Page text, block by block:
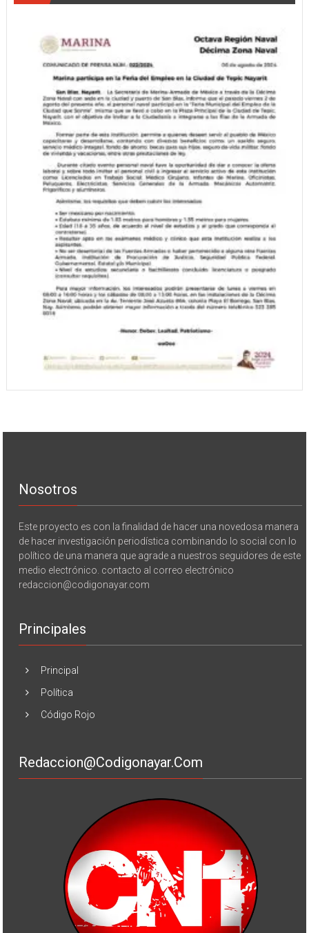
Nosotros
Este proyecto es con la finalidad de hacer una novedosa manera
de hacer investigación periodística combinando lo social con lo
político de una manera que agrade a nuestros seguidores de este
medio electrónico. contacto al correo electrónico
redaccion@codigonayar.com
Principales
Principal
Política
Código Rojo
Redaccion@codigonayar.com